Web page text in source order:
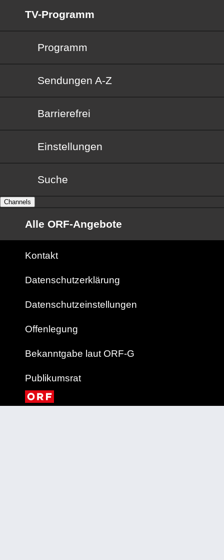
TV-Programm
Programm
Sendungen von A bis Z
Sendungen A-Z
Barrierefrei
Barrierefrei
Einstellungen
Suche
Channels
Alle ORF-Angebote
Kontakt
Datenschutzerklärung
Datenschutzeinstellungen
Offenlegung
Bekanntgabe laut ORF-G
Publikumsrat